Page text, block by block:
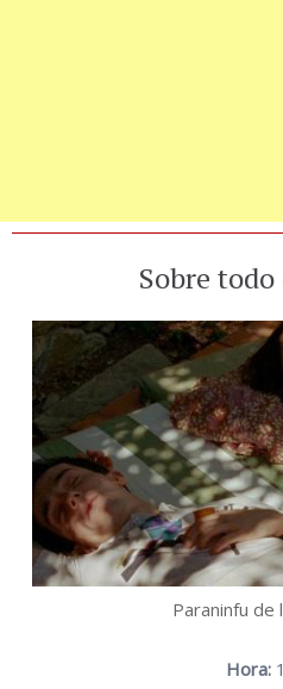
Sobre
Paraninfu de
Hora: